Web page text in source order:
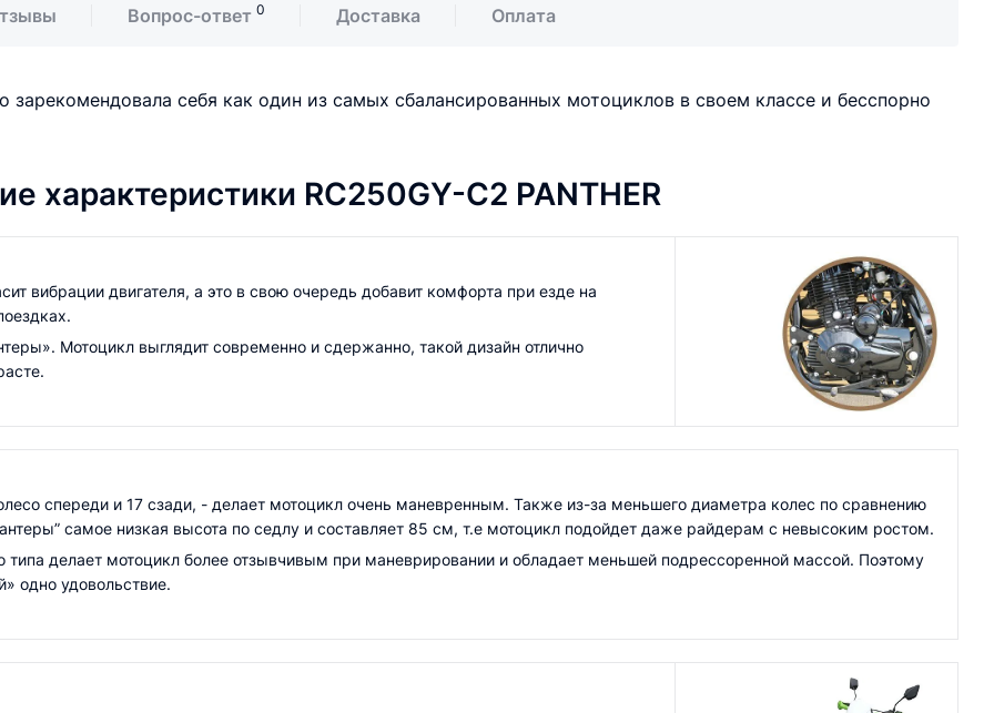
Вопрос-ответ 0 Доставка Оплата
себя как один из самых сбалансированных мотоциклов в своем классе и бесспорно
характеристики RC250GY-C2 PANTHER
вибрации двигателя, а это в свою очередь добавит комфорта при езде на
Мотоцикл выглядит современно и сдержанно, такой дизайн отлично
спереди и 17 сзади, - делает мотоцикл очень маневренным. Также из-за меньшего диаметра колес по сравнению
самое низкая высота по седлу и составляет 85 см, т.е мотоцикл подойдет даже райдерам с невысоким ростом.
типа делает мотоцикл более отзывчивым при маневрировании и обладает меньшей подрессоренной массой. Поэтому
одно удовольствие.